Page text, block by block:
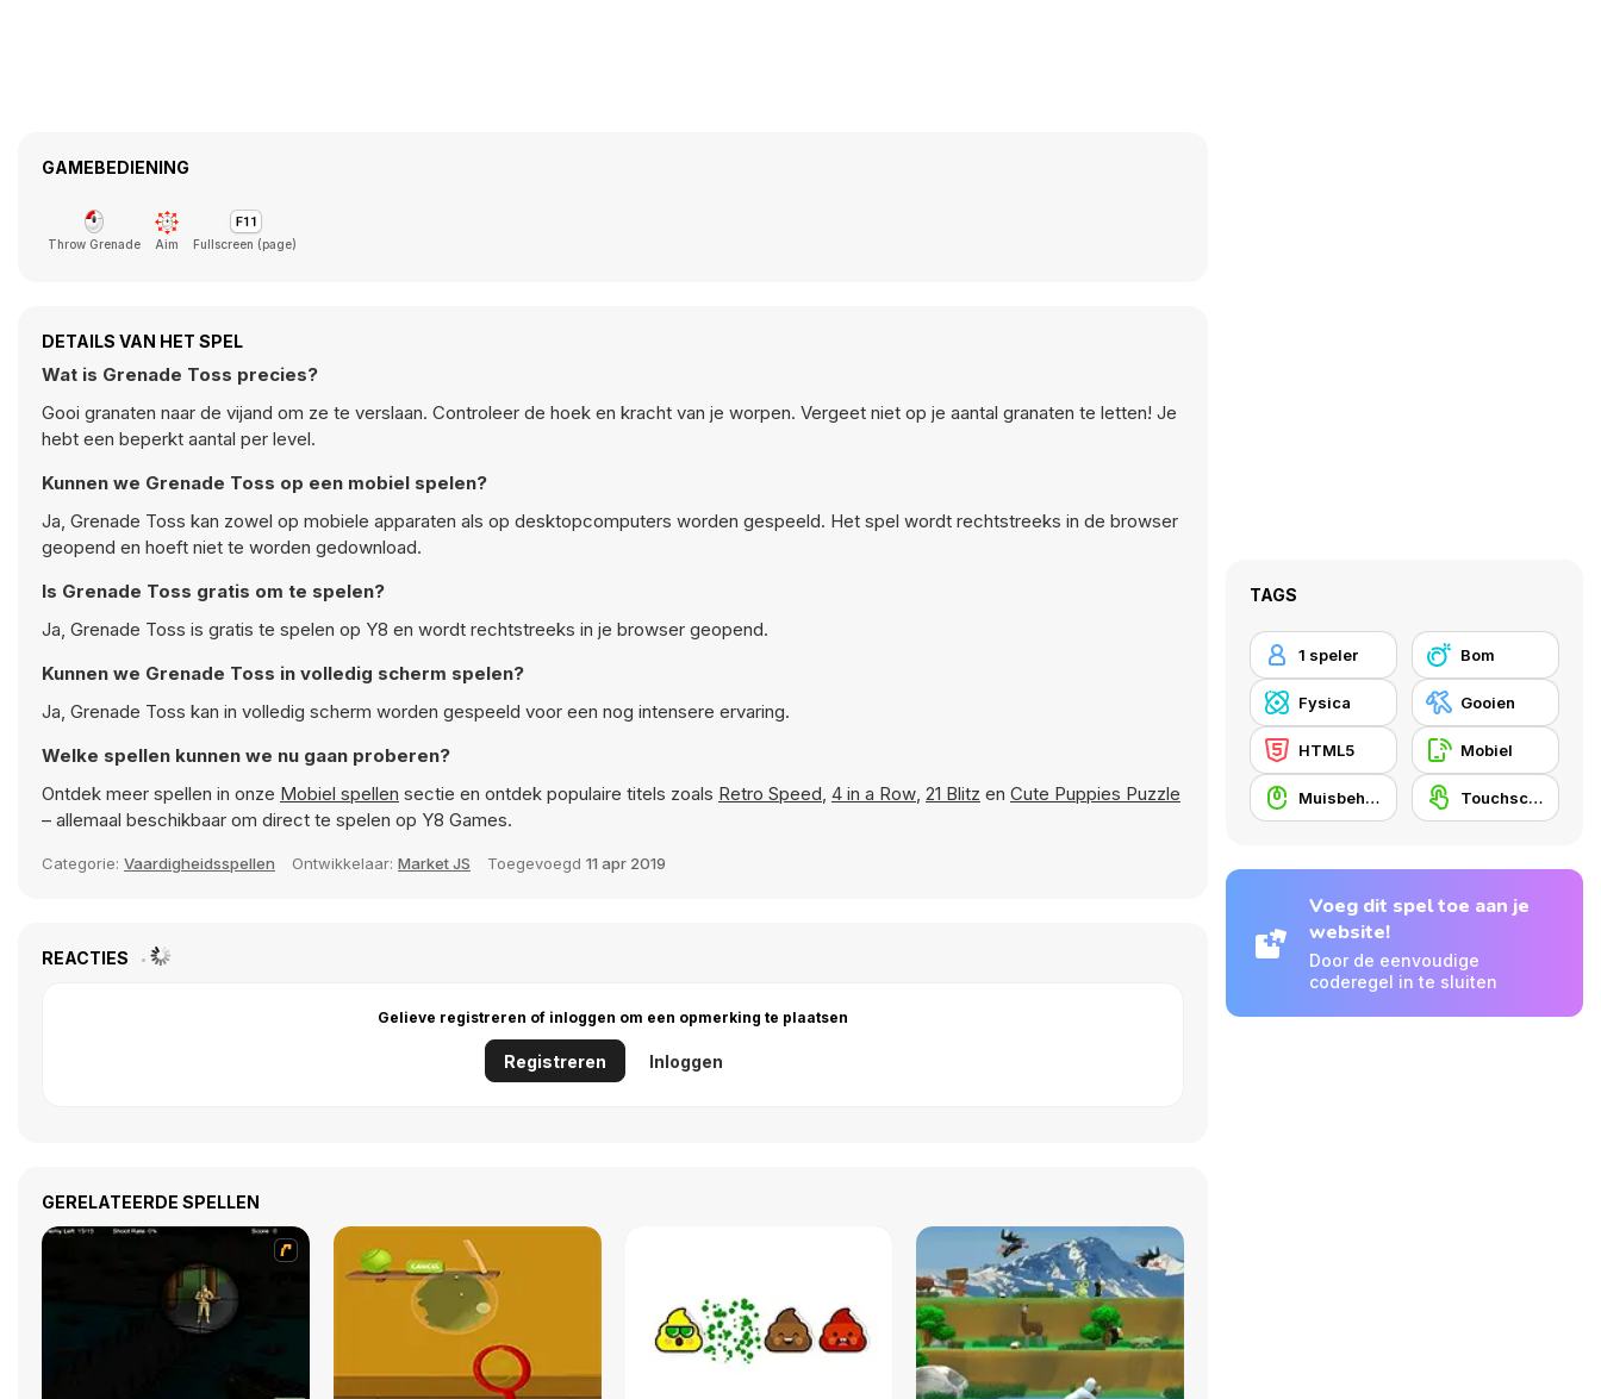
GAMEBEDIENING
Throw Grenade Aim Fullscreen (page)
DETAILS VAN HET SPEL
Wat is Grenade Toss precies?
Gooi granaten naar de vijand om ze te verslaan. Controleer de hoek en kracht van je worpen. Vergeet niet op je aantal granaten te letten! Je
hebt een beperkt aantal per level.
Kunnen we Grenade Toss op een mobiel spelen?
Ja, Grenade Toss kan zowel op mobiele apparaten als op desktopcomputers worden gespeeld. Het spel wordt rechtstreeks in de browser
geopend en hoeft niet te worden gedownload.
Is Grenade Toss gratis om te spelen?
Ja, Grenade Toss is gratis te spelen op Y8 en wordt rechtstreeks in je browser geopend.
Kunnen we Grenade Toss in volledig scherm spelen?
Ja, Grenade Toss kan in volledig scherm worden gespeeld voor een nog intensere ervaring.
Welke spellen kunnen we nu gaan proberen?
Ontdek meer spellen in onze Mobiel spellen sectie en ontdek populaire titels zoals Retro Speed, 4 in a Row, 21 Blitz en Cute Puppies Puzzle
– allemaal beschikbaar om direct te spelen op Y8 Games.
Categorie: Vaardigheidsspellen Ontwikkelaar: Market JS Toegevoegd 11 apr 2019
REACTIES
Gelieve registreren of inloggen om een opmerking te plaatsen
Registreren Inloggen
GERELATEERDE SPELLEN
TAGS
1 speler Bom
Fysica Gooien
HTML5 Mobiel
Muisbehendigheid Touchscreen
Voeg dit spel toe aan je
website!
Door de eenvoudige
coderegel in te sluiten